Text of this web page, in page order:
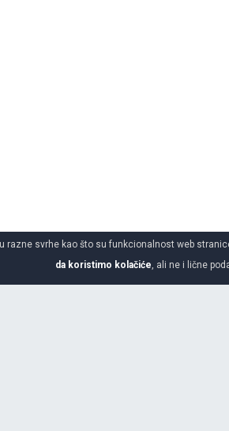
razne svrhe kao što su funkcionalnost web
da koristimo kolačiće , ali ne i lične